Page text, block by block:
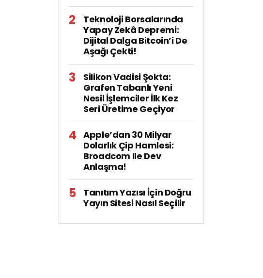
Teknoloji Borsalarında
Yapay Zekâ Depremi:
Dijital Dalga Bitcoin’i De
Aşağı Çekti!
Silikon Vadisi Şokta:
Grafen Tabanlı Yeni
Nesil İşlemciler İlk Kez
Seri Üretime Geçiyor
Apple’dan 30 Milyar
Dolarlık Çip Hamlesi:
Broadcom Ile Dev
Anlaşma!
Tanıtım Yazısı İçin Doğru
Yayın Sitesi Nasıl Seçilir